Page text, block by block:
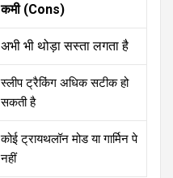
कमी (Cons)
अभी भी थोड़ा सस्ता लगता है
स्लीप ट्रैकिंग अधिक सटीक हो
सकती है
कोई ट्रायथलॉन मोड या गार्मिन पे
नहीं